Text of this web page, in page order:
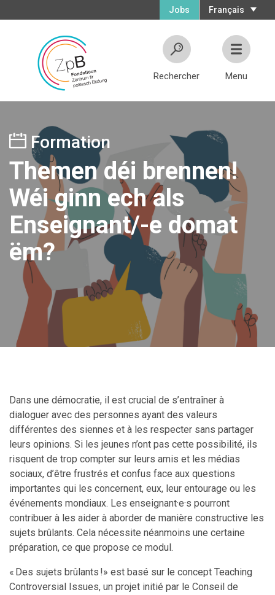
Français
Jobs
Rechercher Menu
Formation
Themen déi brennen!
Wéi ginn ech als
Enseignant/-e domat
ëm?
Dans une démocratie, il est crucial de s’entraîner à
dialoguer avec des personnes ayant des valeurs
différentes des siennes et à les respecter sans partager
leurs opinions. Si les jeunes n’ont pas cette possibilité, ils
risquent de trop compter sur leurs amis et les médias
sociaux, d’être frustrés et confus face aux questions
importantes qui les concernent, eux, leur entourage ou les
événements mondiaux. Les enseignant·e·s pourront
contribuer à les aider à aborder de manière constructive les
sujets brûlants. Cela nécessite néanmoins une certaine
préparation, ce que propose ce modul.
« Des sujets brûlants !» est basé sur le concept Teaching
Controversial Issues, un projet initié par le Conseil de